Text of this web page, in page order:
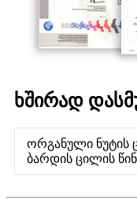
ხშირად
ორგანული ნუტის
ბარდის ცილის